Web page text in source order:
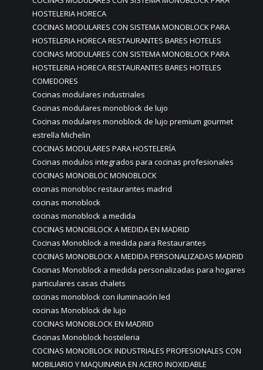
HOSTELERIA HORECA
COCINAS MODULARES CON SISTEMA MONOBLOCK PARA
HOSTELERIA HORECA RESTAURANTES BARES HOTELES
COCINAS MODULARES CON SISTEMA MONOBLOCK PARA
HOSTELERIA HORECA RESTAURANTES BARES HOTELES
COMEDORES
Cocinas modulares industriales
Cocinas modulares monoblock de lujo
Cocinas modulares monoblock de lujo premium gourmet
estrella Michelin
COCINAS MODULARES PARA HOSTELERÍA
Cocinas modulos integrados para cocinas profesionales
COCINAS MONOBLOC MONOBLOCK
cocinas monobloc restaurantes madrid
cocinas monoblock
cocinas monoblock a medida
COCINAS MONOBLOCK A MEDIDA EN MADRID
Cocinas Monoblock a medida para Restaurantes
COCINAS MONOBLOCK A MEDIDA PERSONALIZADAS MADRID
Cocinas Monoblock a medida personalizadas para hogares
particulares casas chalets
cocinas monoblock con iluminación led
cocinas Monoblock de lujo
COCINAS MONOBLOCK EN MADRID
Cocinas Monoblock hosteleria
COCINAS MONOBLOCK INDUSTRIALES PROFESIONALES CON
MOBILIARIO Y MAQUINARIA EN ACERO INOXIDABLE